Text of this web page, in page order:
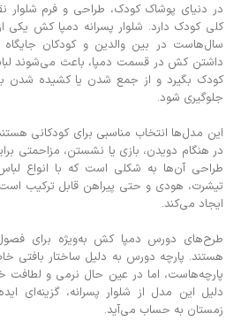
در دنیای پوشاک کودک، طراحی و فرم شلوار
کلی کودک دارد. شلوار پسرانه دمپا کش
سال‌هاست در بین والدین و کودکان جایگاه
داشتن کش در قسمت دمپا، باعث می‌شوند
کودک بگیرد و از جمع شدن یا کشیده شدن
جلوگیری شود.
این مدل‌ها انتخاب مناسبی برای کودکانی
در هنگام دویدن، بازی یا نشستن، مزاحمتی
طراحی آن‌ها به شکلی است که با انواع
تیشرت، هودی و حتی پیراهن قابل ترکیب
ایجاد می‌کند.
طرح‌های دورس دمپا کش به‌ویژه برای
هستند. پارچه دورس به دلیل ساختار بافتی
پارچه‌هاست، اما در عین حال نرمی و
دلیل این مدل از شلوار پسرانه، گزینه‌ای
زمستان به حساب می‌آید.